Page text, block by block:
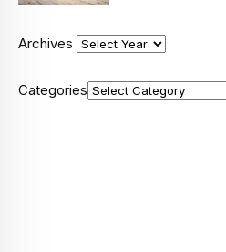
Archives
Categories